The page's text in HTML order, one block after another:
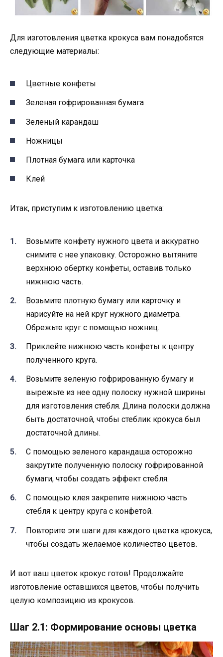
Для изготовления цветка крокуса вам понадобятся
следующие материалы:
Цветные конфеты
Зеленая гофрированная бумага
Зеленый карандаш
Ножницы
Плотная бумага или карточка
Клей
Итак, приступим к изготовлению цветка:
Возьмите конфету нужного цвета и аккуратно
снимите с нее упаковку. Осторожно вытяните
верхнюю обертку конфеты, оставив только
нижнюю часть.
Возьмите плотную бумагу или карточку и
нарисуйте на ней круг нужного диаметра.
Обрежьте круг с помощью ножниц.
Приклейте нижнюю часть конфеты к центру
полученного круга.
Возьмите зеленую гофрированную бумагу и
вырежьте из нее одну полоску нужной ширины
для изготовления стебля. Длина полоски должна
быть достаточной, чтобы стеблик крокуса был
достаточной длины.
С помощью зеленого карандаша осторожно
закрутите полученную полоску гофрированной
бумаги, чтобы создать эффект стебля.
С помощью клея закрепите нижнюю часть
стебля к центру круга с конфетой.
Повторите эти шаги для каждого цветка крокуса,
чтобы создать желаемое количество цветов.
И вот ваш цветок крокус готов! Продолжайте
изготовление оставшихся цветов, чтобы получить
целую композицию из крокусов.
Шаг 2.1: Формирование основы цветка